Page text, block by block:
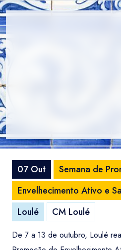
07 Out
Semana de
Envelhecimento Ativo e
Loulé
CM Loulé
De 7 a 13 de outubro, Loulé